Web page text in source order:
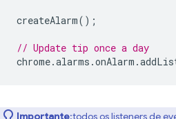
createAlarm();
// Update tip once a day
chrome.alarms .onAlarm .
Importante:todos os listeners de